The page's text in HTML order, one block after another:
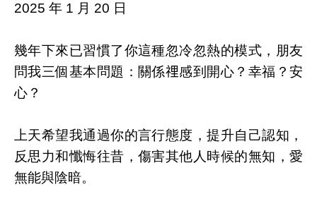
2025 年 1 月 20 日
幾年下來已習慣了你這種忽冷忽熱的模式，朋友
問我三個基本問題：關係𥚃感到開心？幸福？安
心？
上天希望我通過你的言行態度，提升自己認知，
反思力和懺悔往昔，傷害其他人時候的無知，愛
無能與陰暗。